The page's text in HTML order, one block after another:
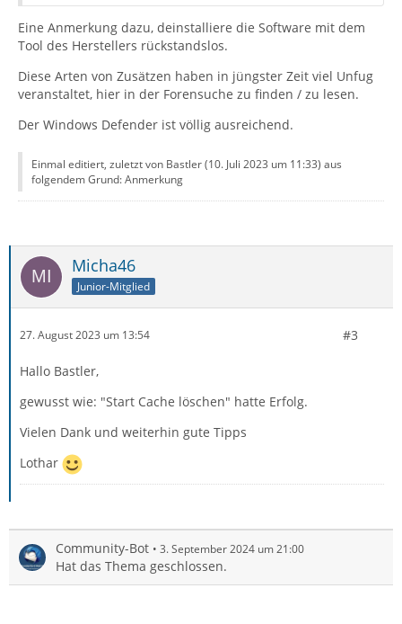
Eine Anmerkung dazu, deinstalliere die Software mit dem
Tool des Herstellers rückstandslos.
Diese Arten von Zusätzen haben in jüngster Zeit viel Unfug
veranstaltet, hier in der Forensuche zu finden / zu lesen.
Der Windows Defender ist völlig ausreichend.
Einmal editiert, zuletzt von Bastler (10. Juli 2023 um 11:33) aus
folgendem Grund: Anmerkung
Micha46
Junior-Mitglied
27. August 2023 um 13:54 #3
Hallo Bastler,
gewusst wie: "Start Cache löschen" hatte Erfolg.
Vielen Dank und weiterhin gute Tipps
Lothar
Community-Bot 3. September 2024 um 21:00
Hat das Thema geschlossen.